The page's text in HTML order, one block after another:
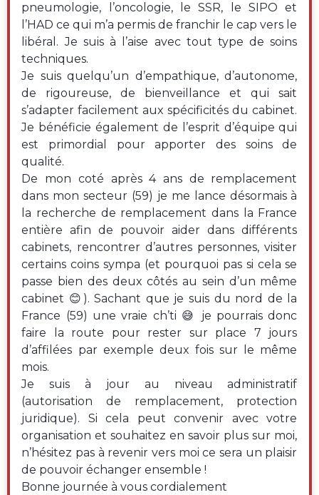
pneumologie, l’oncologie, le SSR, le SIPO et
l’HAD ce qui m’a permis de franchir le cap vers le
libéral. Je suis à l’aise avec tout type de soins
techniques.
Je suis quelqu’un d’empathique, d’autonome,
de rigoureuse, de bienveillance et qui sait
s’adapter facilement aux spécificités du cabinet.
Je bénéficie également de l’esprit d’équipe qui
est primordial pour apporter des soins de
qualité.
De mon coté après 4 ans de remplacement
dans mon secteur (59) je me lance désormais à
la recherche de remplacement dans la France
entière afin de pouvoir aider dans différents
cabinets, rencontrer d’autres personnes, visiter
certains coins sympa (et pourquoi pas si cela se
passe bien des deux côtés au sein d’un même
cabinet 😊). Sachant que je suis du nord de la
France (59) une vraie ch’ti 😅 je pourrais donc
faire la route pour rester sur place 7 jours
d’affilées par exemple deux fois sur le même
mois.
Je suis à jour au niveau administratif
(autorisation de remplacement, protection
juridique). Si cela peut convenir avec votre
organisation et souhaitez en savoir plus sur moi,
n’hésitez pas à revenir vers moi ce sera un plaisir
de pouvoir échanger ensemble !
Bonne journée à vous cordialement